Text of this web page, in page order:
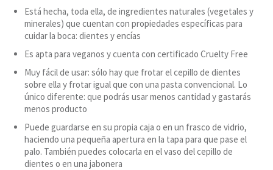
Está hecha, toda ella, de ingredientes naturales (vegetales y
minerales) que cuentan con propiedades específicas para
cuidar la boca: dientes y encías
Es apta para veganos y cuenta con certificado Cruelty Free
Muy fácil de usar: sólo hay que frotar el cepillo de dientes
sobre ella y frotar igual que con una pasta convencional. Lo
único diferente: que podrás usar menos cantidad y gastarás
menos producto
Puede guardarse en su propia caja o en un frasco de vidrio,
haciendo una pequeña apertura en la tapa para que pase el
palo. También puedes colocarla en el vaso del cepillo de
dientes o en una jabonera